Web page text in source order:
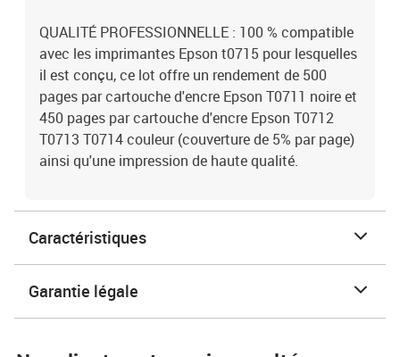
QUALITÉ PROFESSIONNELLE : 100 % compatible
avec les imprimantes Epson t0715 pour lesquelles
il est conçu, ce lot offre un rendement de 500
pages par cartouche d'encre Epson T0711 noire et
450 pages par cartouche d'encre Epson T0712
T0713 T0714 couleur (couverture de 5% par page)
ainsi qu'une impression de haute qualité.
Caractéristiques
Garantie légale